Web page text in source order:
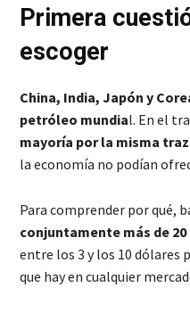
Primera
escoger
China, India, Japón y
petróleo mundial. En el
mayoría por la misma
la economía no podían
Para comprender por qué,
conjuntamente más de
entre los 3 y los 10 dólares
que hay en cualquier